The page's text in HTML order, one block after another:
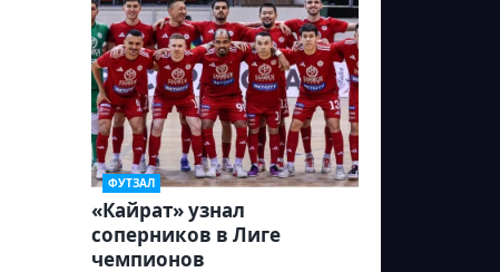
ФУТЗАЛ
«Кайрат» узнал
соперников в Лиге
чемпионов